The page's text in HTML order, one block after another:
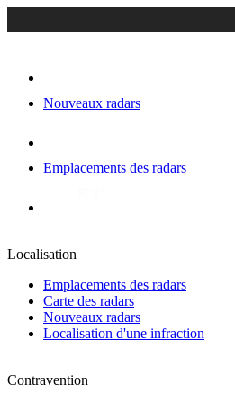
Nouveaux radars
Emplacements des radars
Localisation
Emplacements des radars
Carte des radars
Nouveaux radars
Localisation d'une infraction
Contravention